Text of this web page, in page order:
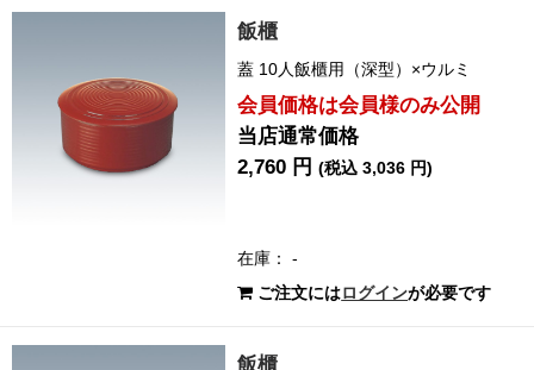
飯櫃
蓋 10人飯櫃用（深型）×ウルミ
会員価格は会員様のみ公開
当店通常価格
2,760 円(税込 3,036 円)
在庫： -
ご注文にはログインが必要です
飯櫃